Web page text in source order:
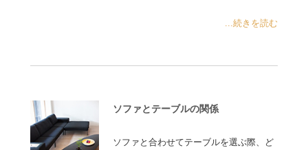
...続きを読む
ソファとテーブルの関係
ソファと合わせてテーブルを選ぶ際、ど